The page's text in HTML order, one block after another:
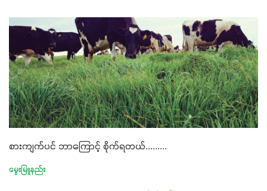
စားကျက်ပင် ဘာကြောင့် စိုက်ရတယ်.........
မွေးမြူနည်း